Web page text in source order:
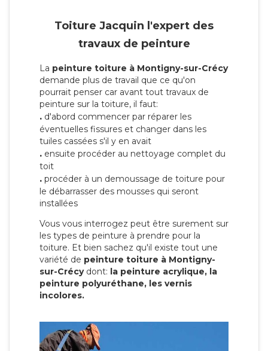
Toiture Jacquin l'expert des
travaux de peinture
La peinture toiture à Montigny-sur-Crécy
demande plus de travail que ce qu'on
pourrait penser car avant tout travaux de
peinture sur la toiture, il faut:
. d'abord commencer par réparer les
éventuelles fissures et changer dans les
tuiles cassées s'il y en avait
. ensuite procéder au nettoyage complet du
toit
. procéder à un demoussage de toiture pour
le débarrasser des mousses qui seront
installées
Vous vous interrogez peut être surement sur
les types de peinture à prendre pour la
toiture. Et bien sachez qu'il existe tout une
variété de peinture toiture à Montigny-
sur-Crécy dont: la peinture acrylique, la
peinture polyuréthane, les vernis
incolores.